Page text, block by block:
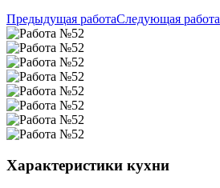
Предыдущая работаСледующая работа
Характеристики кухни